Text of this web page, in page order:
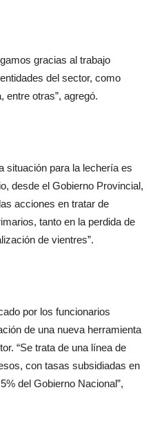
del sector, como
entre otras”, agregó.
desde el Gobierno Provincial,
acciones en tratar de
tanto en la perdida de
de vientres”.
de una nueva herramienta
“Se trata de una línea de
con tasas subsidiadas en
del Gobierno Nacional”,